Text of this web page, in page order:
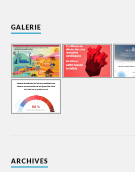
GALERIE
ARCHIVES